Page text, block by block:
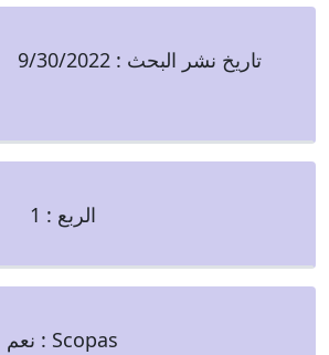
تاريخ نشر البحث : 9/30/2022
الربع : 1
Scopas : نعم